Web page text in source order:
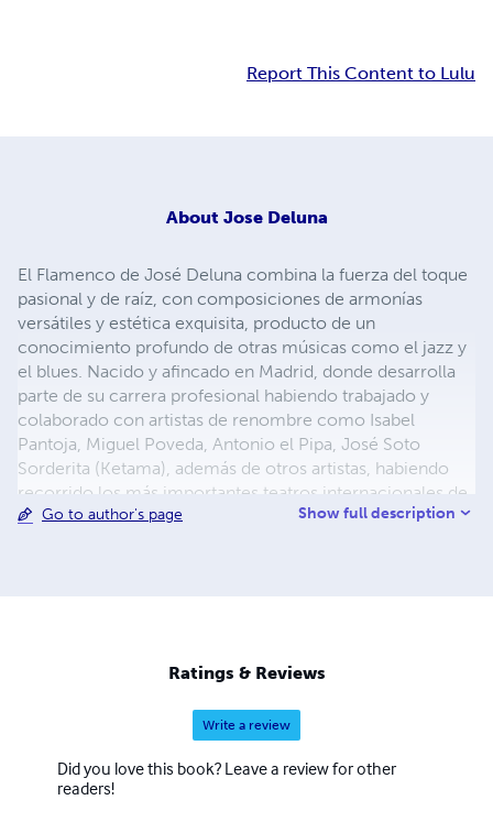
Report This Content to Lulu
About Jose Deluna
El Flamenco de José Deluna combina la fuerza del toque
pasional y de raíz, con composiciones de armonías
versátiles y estética exquisita, producto de un
conocimiento profundo de otras músicas como el jazz y
el blues. Nacido y afincado en Madrid, donde desarrolla
parte de su carrera profesional habiendo trabajado y
colaborado con artistas de renombre como Isabel
Pantoja, Miguel Poveda, Antonio el Pipa, José Soto
Sorderita (Ketama), además de otros artistas, habiendo
recorrido los más importantes teatros internacionales de
países como México, Venezuela, Ecuador, Chile,
Go to author's page Show full description
Ratings & Reviews
Write a review
Did you love this book? Leave a review for other
readers!